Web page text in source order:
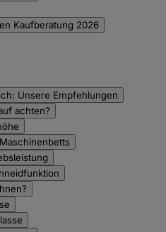
Kaufberatung 2026
Unsere Empfehlungen
achten?